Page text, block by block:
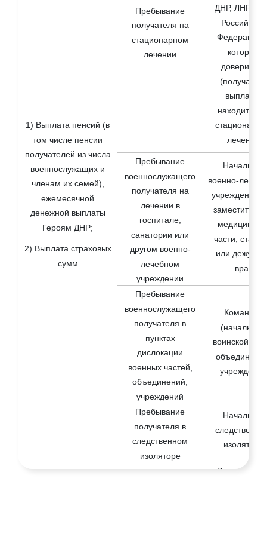
ребенка, приступившего к обучению
в общеобразовательных
организациях на территории
Донецкой Народной Республики
Компенсация за утраченное или
поврежденное жилье, а также за
утраченное имущество первой
необходимости лицам,
пострадавшим в результате боевых
действий
23
Единовременное денежное
поощрение семей, награжденных
знаком отличия Донецкой Народной
Республики "За заслуги в
воспитании детей"
Страховые выплаты (регресс)
1) Выплата пенсий (в
том числе пенсии
получателей из числа
военнослужащих и
членам их семей),
ежемесячной
денежной выплаты
Героям ДНР;
2) Выплата страховых
сумм
Пребывание
получателя на
стационарном
лечении
ДНР, ЛНР,
Российской
Федерации,
котором
доверитель
(получатель
выплаты)
находится
лечении
Пребывание
военнослужащего
получателя на
лечении в
госпитале,
санатории или
другом военно-
лечебном
учреждении
Начальник
военно-
учреждения,
заместитель
части,
или
врач
Пребывание
военнослужащего
получателя в
пунктах
дислокации
военных частей,
объединений,
учреждений
Командир
(начальник)
воинской
учреждения
Пребывание
получателя в
следственном
изоляторе
Начальник
изолятора